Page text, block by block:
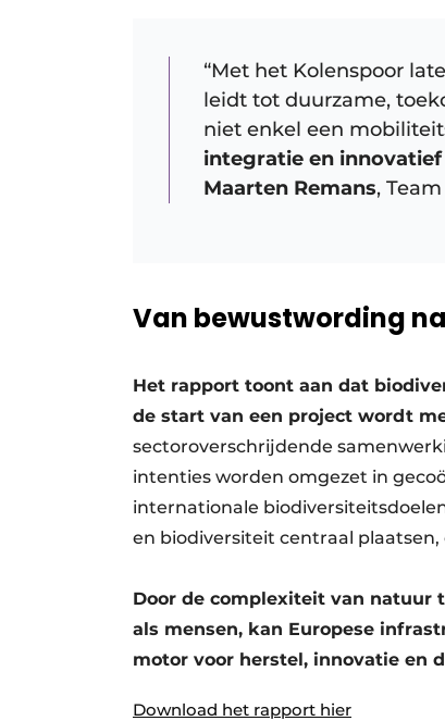
“Met het Kolenspoor
leidt tot duurzame,
niet enkel een
integratie en
Maarten Remans,
Van bewustwording
Het rapport toont aan dat
de start van een project wordt
sectoroverschrijdende
intenties worden omgezet in
internationale
en biodiversiteit centraal
Door de complexiteit van natuur
als mensen, kan Europese
motor voor herstel, innovatie en
Download het rapport hier